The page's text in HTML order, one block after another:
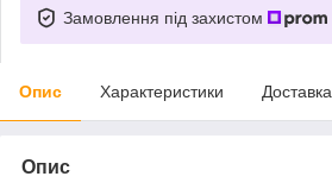
Замовлення під захистом
Опис Характеристики Доставка
Опис